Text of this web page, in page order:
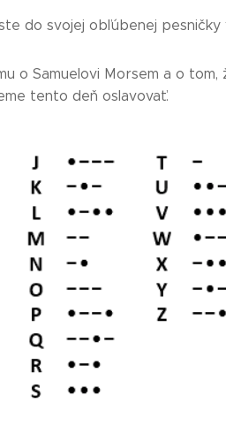
do svojej obľúbenej
o Samuelovi Morsem a o tom,
tento deň oslavovať.